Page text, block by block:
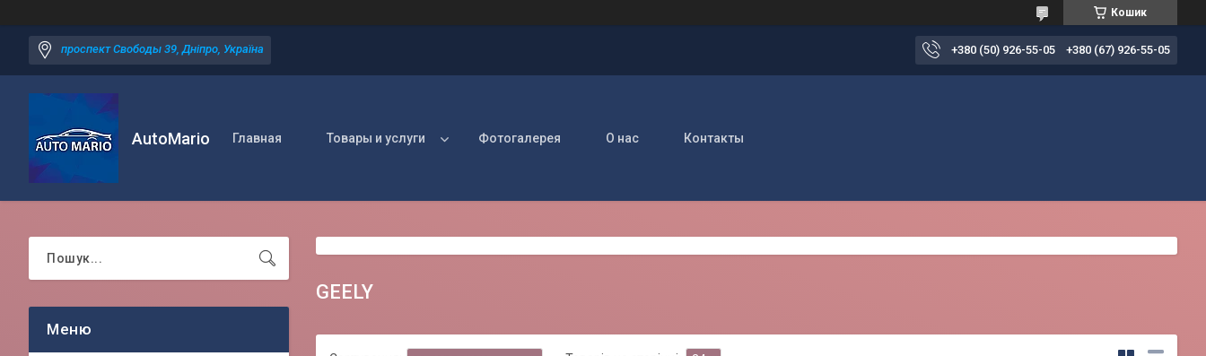
Кошик
проспект Свободы 39, Дніпро, Україна +380 (50) 926-55-05 +380 (67) 926-55-05
AutoMario Главная Товары и услуги Фотогалерея О нас Контакты
GEELY